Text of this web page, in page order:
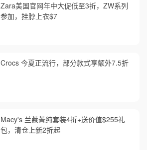
Zara美国官网年中大促低至3折，ZW系列
参加，挂脖上衣$7
Crocs 今夏正流行，部分款式享额外7.5折
Macy's 兰蔻菁纯套装4折+送价值$255礼
包，清仓上新2折起